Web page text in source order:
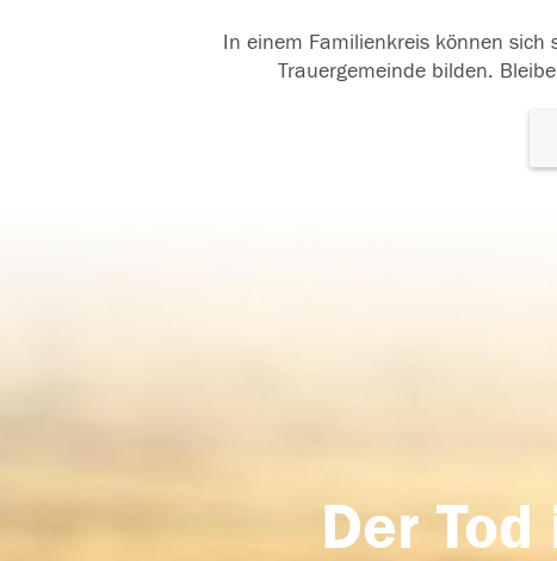
In einem Familienkreis können
Trauergemeinde bilden.
Der